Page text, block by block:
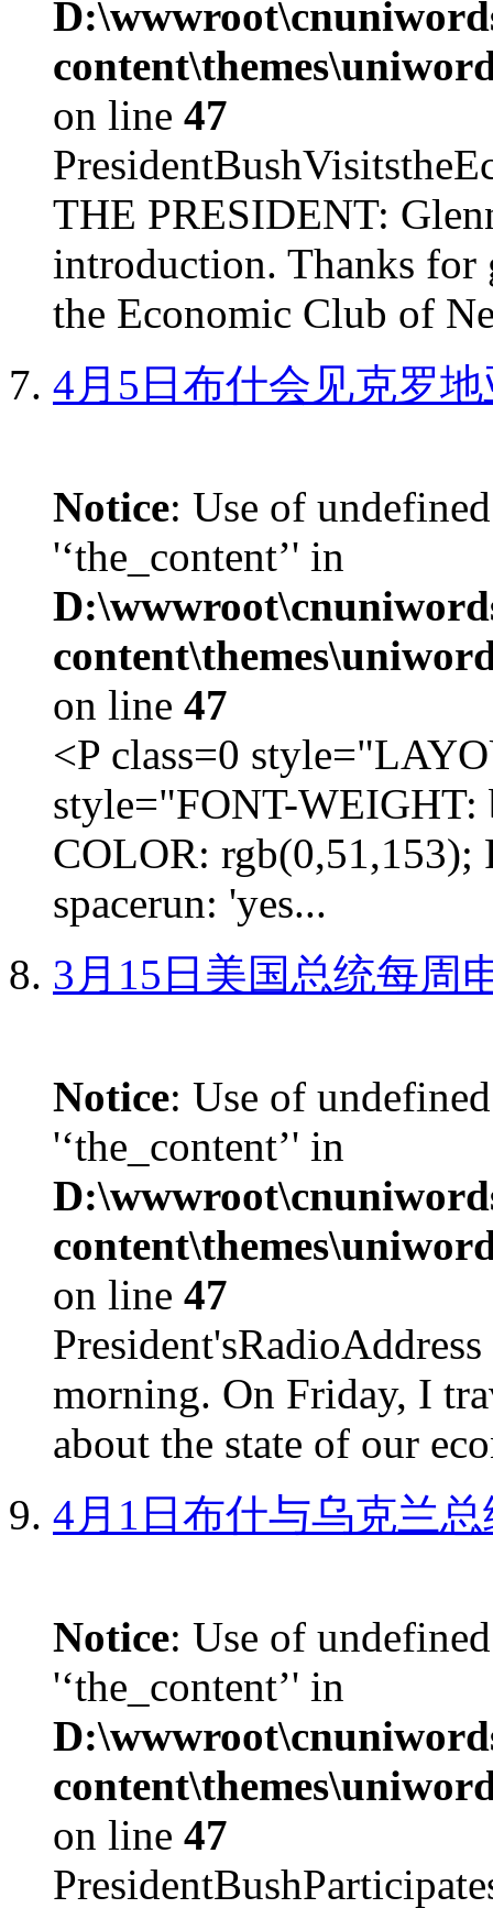
on line 47
THE PRESIDENT:
introduction. Thanks for
the Economic Club of
4月5日布什会见克罗
Notice: Use of
'‘the_content’' in
on line 47
<P class=0
style="FONT-
COLOR:
spacerun: 'yes...
3月15日美国总统每周
Notice: Use of
'‘the_content’' in
on line 47
morning. On Friday, I
about the state of our
4月1日布什与乌克兰
Notice: Use of
'‘the_content’' in
on line 47